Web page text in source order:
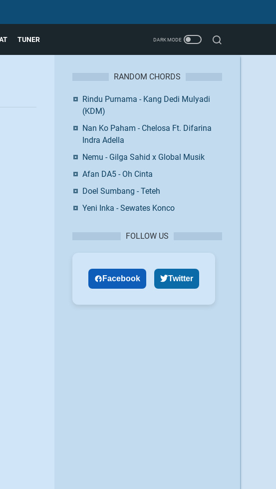
TUNER
RANDOM CHORDS
Rindu Purnama - Kang Dedi Mulyadi
(KDM)
Nan Ko Paham - Chelosa Ft. Difarina
Indra Adella
Nemu - Gilga Sahid x Global Musik
Afan DA5 - Oh Cinta
Doel Sumbang - Teteh
Yeni Inka - Sewates Konco
FOLLOW US
Facebook Twitter